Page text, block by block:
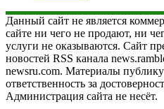
Данный сайт не является
сайте ни чего не продают, ни
услуги не оказываются. Сайт
новостей RSS канала
newsru.com. Материалы
ответственность за
Администрация сайта не несёт.